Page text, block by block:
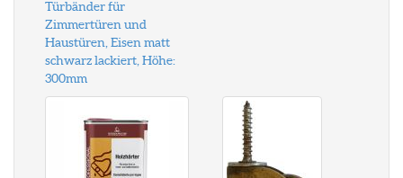
Türbänder für
Zimmertüren und
Haustüren, Eisen matt
schwarz lackiert, Höhe:
300mm